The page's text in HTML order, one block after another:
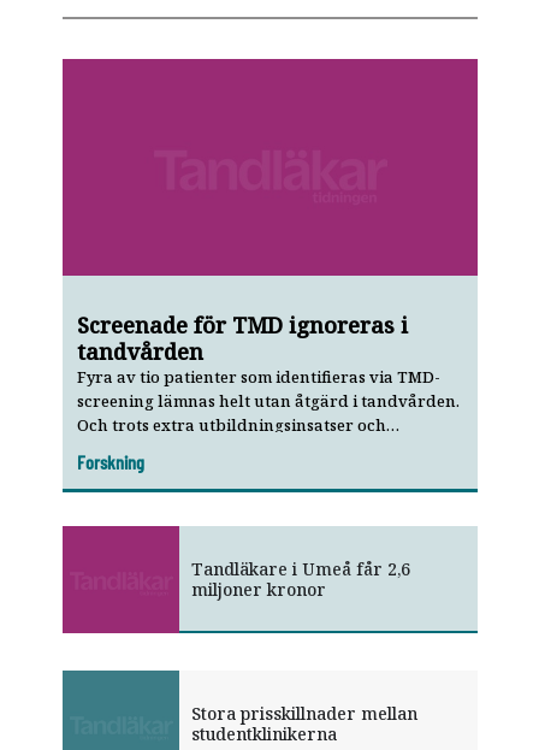
Screenade för TMD ignoreras i
tandvården
Fyra av tio patienter som identifieras via TMD-
screening lämnas helt utan åtgärd i tandvården.
Och trots extra utbildnings­insatser och
Forskning
Tandläkare i Umeå får 2,6
miljoner kronor
Stora prisskillnader mellan
studentklinikerna